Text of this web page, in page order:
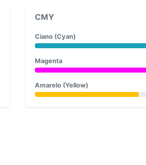
CMY
Ciano (Cyan)
Magenta
Amarelo (Yellow)